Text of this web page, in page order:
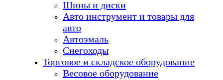
Шины и диски
Авто инструмент и товары для
авто
Автоэмаль
Снегоходы
Торговое и складское оборудование
Весовое оборудование